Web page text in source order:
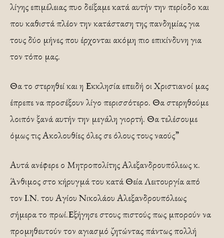
λίγης επιμέλειας πυο δείξαμε κατά αυτήν την περίοδο και
που καθιστά πλέον την κατάσταση της πανδημίας για
τους δύο μήνες που έρχονται ακόμη πιο επικίνδυνη για
τον τόπο μας.
Θα το στερηθεί και η Εκκλησία επειδή οι Χριστιανοί μας
έπρεπε να προσέξουν λίγο περισσότερο. Θα στερηθούμε
λοιπόν ξανά αυτήν την μεγάλη γιορτή. Θα τελέσουμε
όμως τις Ακολουθίες όλες σε όλους τους ναούς”
Αυτά ανέφερε ο Μητροπολίτης Αλεξανδρουπόλεως κ.
Άνθιμος στο κήρυγμά του κατά Θεία Λειτουργία από
τον Ι.Ν. του Αγίου Νικολάου Αλεξανδρουπόλεως
σήμερα το πρωί.Εξήγησε στους πιστούς πως μπορούν να
προμηθευτούν τον αγιασμό ζητώντας πάντως πολλή